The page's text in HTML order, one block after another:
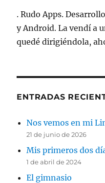
. Rudo Apps.
y Android. La vendí a
quedé dirigiéndola,
ENTRADAS
Nos vemos en mi
21 de junio de 2026
Mis primeros dos
1 de abril de 2024
El gimnasio